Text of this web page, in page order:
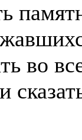
во